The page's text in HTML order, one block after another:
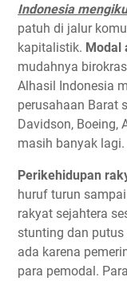
Indonesia
patuh di jalur
kapitalistik. Modal
mudahnya
Alhasil Indonesia
perusahaan Barat
Davidson, Boeing,
masih banyak lagi.
Perikehidupan
huruf turun
rakyat sejahtera
stunting dan putus
ada karena
para pemodal.